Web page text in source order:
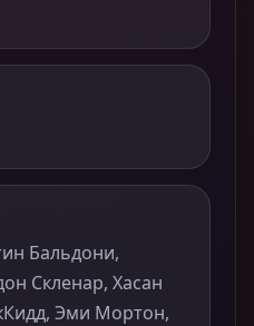
Бальдони,
Скленар, Хасан
Эми Мортон,